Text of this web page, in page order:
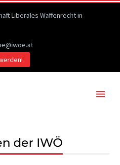
Liberales Waffenrecht in
der IWÖ